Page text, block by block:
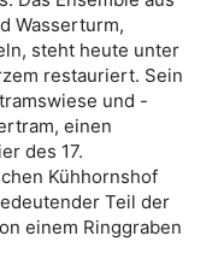
Wasserturm,
steht heute unter
restauriert. Sein
und -
einen
des 17.
Kühhornshof
Teil der
einem Ringgraben